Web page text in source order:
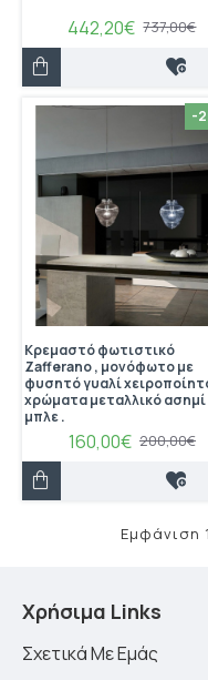
442,20€ 737,00€
-
Κρεμαστό φωτιστικό
Ζafferano , μονόφωτο με
φυσητό γυαλί
χρώματα μεταλλικό ασημί
μπλε .
160,00€ 200,00€
Εμφάνιση
Χρήσιμα Links
Σχετικά Με Εμάς